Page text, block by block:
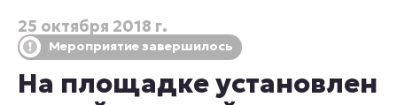
25 октября 2018 г.
Мероприятие завершилось
На площадке установлен